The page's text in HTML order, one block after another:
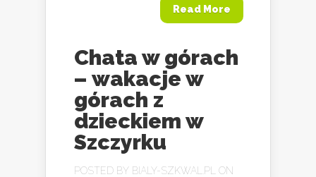
Read More
Chata w górach
– wakacje w
górach z
dzieckiem w
Szczyrku
POSTED BY BIALY-SZKWAL.PL
ON